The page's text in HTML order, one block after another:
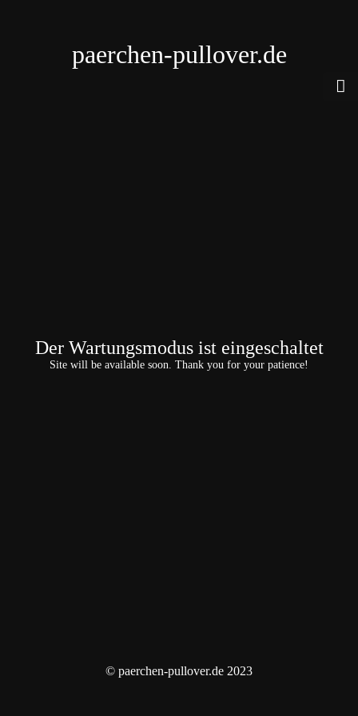
paerchen-pullover.de
Der Wartungsmodus ist eingeschaltet
Site will be available soon. Thank you for your patience!
© paerchen-pullover.de 2023